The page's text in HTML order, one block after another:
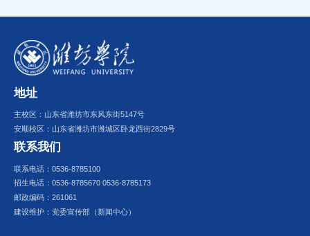
地址
主校区：山东省潍坊市东风东街5147号
安顺校区：山东省潍坊市潍城区卧龙西街2829号
联系我们
联系电话：0536-8785100
招生电话：0536-8785670 0536-8785173
邮政编码：261061
建设维护：党委宣传部（新闻中心）